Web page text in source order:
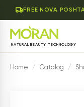
FREE NOVA
NATURAL BEAUTY TECHNOLOGY
Home / Catalog /